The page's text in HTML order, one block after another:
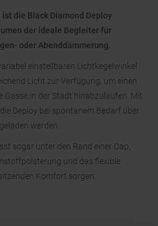
die Black Diamond Deploy
der ideale Begleiter für
oder Abenddämmerung.
einstellbaren Lichtkegelwinkel
Licht zur Verfügung, um einen
Gasse in der Stadt hinabzulaufen. Mit
Deploy bei spontanem Bedarf über
werden.
sogar unter den Rand einer Cap,
und das flexible
Komfort sorgen.